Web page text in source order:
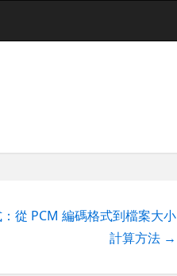
從 PCM 編碼格式到檔案大小
計算方法 →